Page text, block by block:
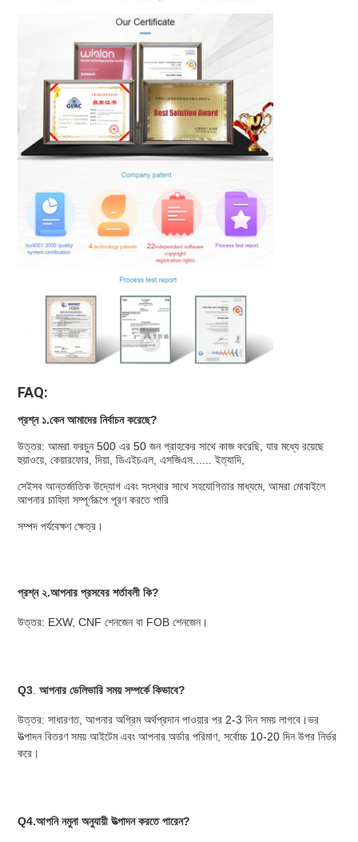
FAQ:
প্রশ্ন ১.কেন আমাদের নির্বাচন করেছে?
উত্তর: আমরা ফরচুন 500 এর 50 জন গ্রাহকের সাথে কাজ করেছি, যার মধ্যে রয়েছে
হুয়াওয়ে, কেয়ারফোর, দিয়া, ডিএইচএল, এসজিএস...... ইত্যাদি,
সেইসব আন্তর্জাতিক উদ্যোগ এবং সংস্থার সাথে সহযোগিতার মাধ্যমে, আমরা মোবাইলে
আপনার চাহিদা সম্পূর্ণরূপে পূরণ করতে পারি
সম্পদ পর্যবেক্ষণ ক্ষেত্র।
প্রশ্ন ২.আপনার প্রসবের শর্তাবলী কি?
উত্তর: EXW, CNF শেনজেন বা FOB শেনজেন।
Q3. আপনার ডেলিভারি সময় সম্পর্কে কিভাবে?
উত্তর: সাধারণত, আপনার অগ্রিম অর্থপ্রদান পাওয়ার পর 2-3 দিন সময় লাগবে।ভর
উত্পাদন বিতরণ সময় আইটেম এবং আপনার অর্ডার পরিমাণ, সর্বোচ্চ 10-20 দিন উপর নির্ভর
করে।
Q4.আপনি নমুনা অনুযায়ী উত্পাদন করতে পারেন?